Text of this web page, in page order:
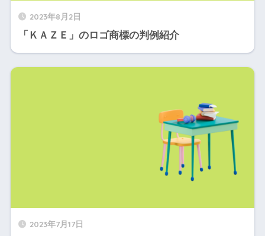
2023年8月2日
「ＫＡＺＥ」のロゴ商標の判例紹介
2023年7月17日